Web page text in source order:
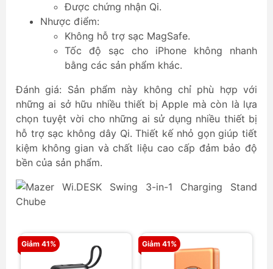
Được chứng nhận Qi.
Nhược điểm:
Không hỗ trợ sạc MagSafe.
Tốc độ sạc cho iPhone không nhanh
bằng các sản phẩm khác.
Đánh giá: Sản phẩm này không chỉ phù hợp với
những ai sở hữu nhiều thiết bị Apple mà còn là lựa
chọn tuyệt vời cho những ai sử dụng nhiều thiết bị
hỗ trợ sạc không dây Qi. Thiết kế nhỏ gọn giúp tiết
kiệm không gian và chất liệu cao cấp đảm bảo độ
bền của sản phẩm.
Giảm 41% Giảm 41%